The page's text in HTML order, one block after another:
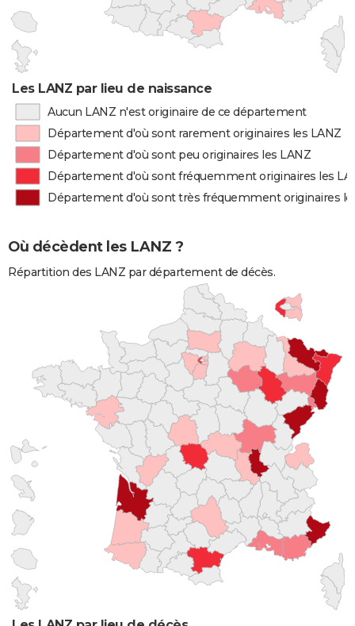
Les LANZ par lieu de naissance
Aucun LANZ n'est originaire de ce département
Département d'où sont rarement originaires les LANZ
Département d'où sont peu originaires les LANZ
Département d'où sont fréquemment originaires les
Département d'où sont très fréquemment originaires
Où décèdent les LANZ ?
Répartition des LANZ par département de décès.